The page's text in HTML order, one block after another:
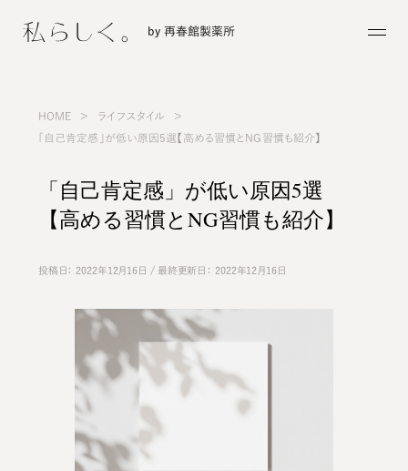
by 再春館製薬所
HOME
ライフスタイル
「自己肯定感」が低い原因5選【高める習慣とNG習慣も紹介】
「自己肯定感」が低い原因5選
【高める習慣とNG習慣も紹介】
投稿日： 2022年12月16日 / 最終更新日： 2022年12月16日